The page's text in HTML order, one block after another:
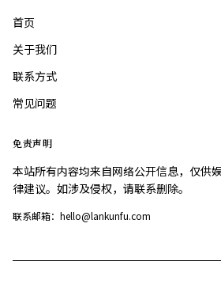
首页
关于我们
联系方式
常见问题
免责声明
本站所有内容均来自网络公开信息，仅供
律建议。如涉及侵权，请联系删除。
联系邮箱：hello@lankunfu.com